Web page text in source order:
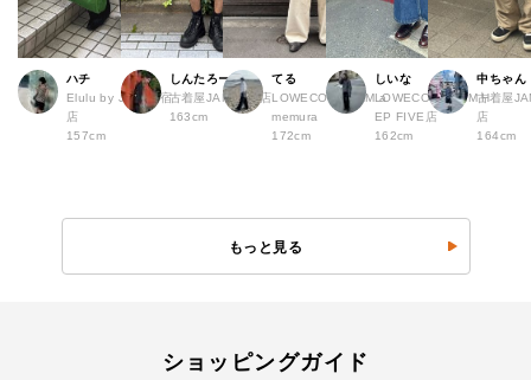
ハチ
Elulu by JAM 原宿
店
157cm
しんたろー
古着屋JAM 仙台店
163cm
てる
LOWECO by JAM a
memura
172cm
しいな
LOWECO by JAM H
EP FIVE店
162cm
中ちゃん
古着屋
店
164cm
もっと見る
ショッピングガイド